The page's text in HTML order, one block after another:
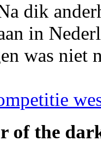
dik
in
was niet
of the